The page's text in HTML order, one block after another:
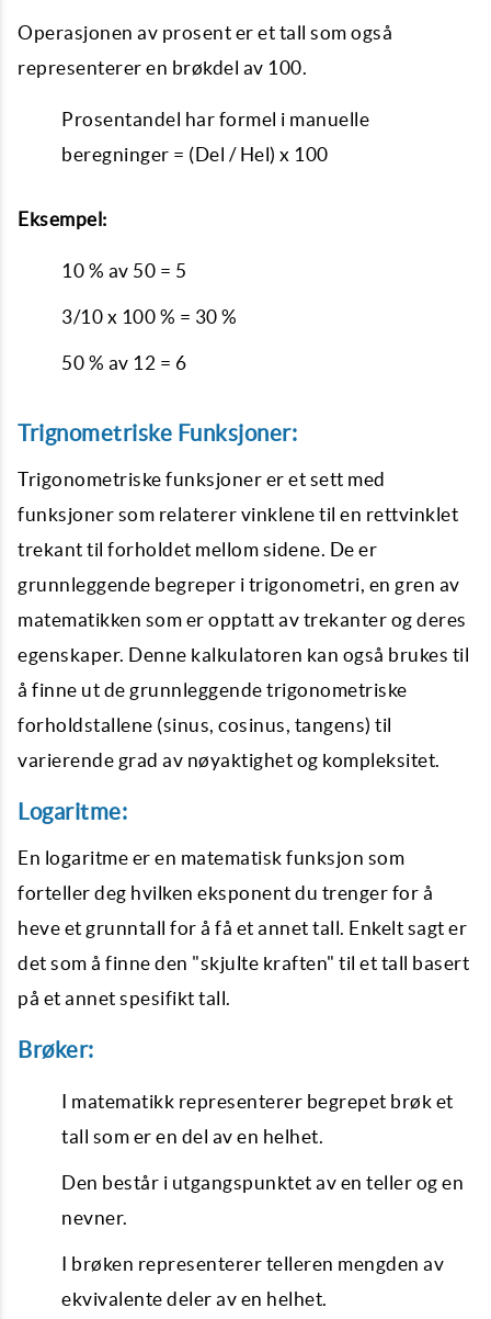
Operasjonen av prosent er et tall som også
representerer en brøkdel av 100.
Prosentandel har formel i manuelle
beregninger = (Del / Hel) x 100
Eksempel:
10 % av 50 = 5
3/10 x 100 % = 30 %
50 % av 12 = 6
Trignometriske Funksjoner:
Trigonometriske funksjoner er et sett med
funksjoner som relaterer vinklene til en rettvinklet
trekant til forholdet mellom sidene. De er
grunnleggende begreper i trigonometri, en gren av
matematikken som er opptatt av trekanter og deres
egenskaper. Denne kalkulatoren kan også brukes til
å finne ut de grunnleggende trigonometriske
forholdstallene (sinus, cosinus, tangens) til
varierende grad av nøyaktighet og kompleksitet.
Logaritme:
En logaritme er en matematisk funksjon som
forteller deg hvilken eksponent du trenger for å
heve et grunntall for å få et annet tall. Enkelt sagt er
det som å finne den "skjulte kraften" til et tall basert
på et annet spesifikt tall.
Brøker:
I matematikk representerer begrepet brøk et
tall som er en del av en helhet.
Den består i utgangspunktet av en teller og en
nevner.
I brøken representerer telleren mengden av
ekvivalente deler av en helhet.